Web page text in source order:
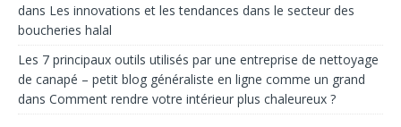
dans Les innovations et les tendances dans le secteur des
boucheries halal
Les 7 principaux outils utilisés par une entreprise de nettoyage
de canapé – petit blog généraliste en ligne comme un grand
dans Comment rendre votre intérieur plus chaleureux ?